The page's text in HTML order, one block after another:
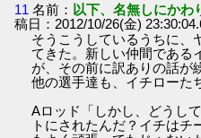
11 名前： 以下、名無しにかわ
稿日：2012/10/26(金)
そうこうしているうちに、
てきた。新しい仲間である
が、その前に訳ありの話が
他の選手達も、イチローた
Aロッド「しかし、どうし
トにされたんだ？イチは